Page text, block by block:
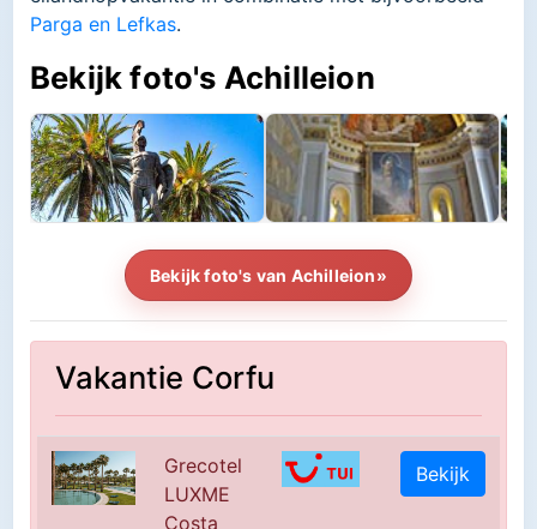
Parga en Lefkas.
Bekijk foto's Achilleion
Bekijk foto's van Achilleion»
Vakantie Corfu
Grecotel
LUXME
Costa
Bekijk